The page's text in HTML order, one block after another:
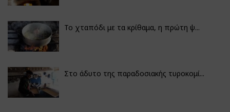
Το χταπόδι με τα κρίθαμα, η πρώτη ψ...
Στο άδυτο της παραδοσιακής τυροκομί...